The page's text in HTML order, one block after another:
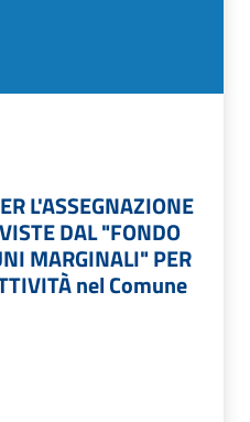
L'ASSEGNAZIONE
DAL "FONDO
MARGINALI" PER
nel Comune